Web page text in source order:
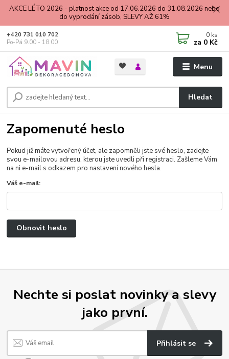
AKCE LÉTO 2026 - platnost akce od 17.06.2026 do 31.08.2026 nebo
do vyprodání zásob, SLEVY AŽ 61%
Menu
Hledat
+420 731 010 702
Po-Pá 9.00 - 18.00
0 ks
za 0 Kč
Zapomenuté heslo
Pokud již máte vytvořený účet, ale zapomněli jste své heslo, zadejte
svou e-mailovou adresu, kterou jste uvedli při registraci. Zašleme Vám
na ni e-mail s odkazem pro nastavení nového hesla.
Váš e-mail:
Obnovit heslo
Nechte si poslat novinky a slevy
jako první.
Přihlásit se